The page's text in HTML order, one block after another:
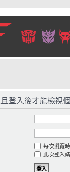
登入後才能檢視
每次瀏覽
此次登入